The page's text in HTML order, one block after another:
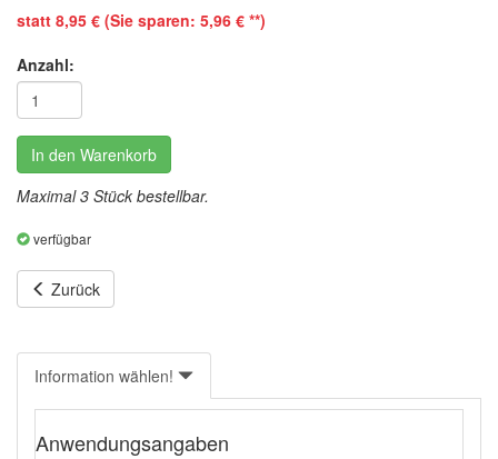
statt 8,95 € (Sie sparen: 5,96 € **)
Anzahl:
In den Warenkorb
Maximal 3 Stück bestellbar.
verfügbar
Zurück
Information wählen!
Anwendungsangaben